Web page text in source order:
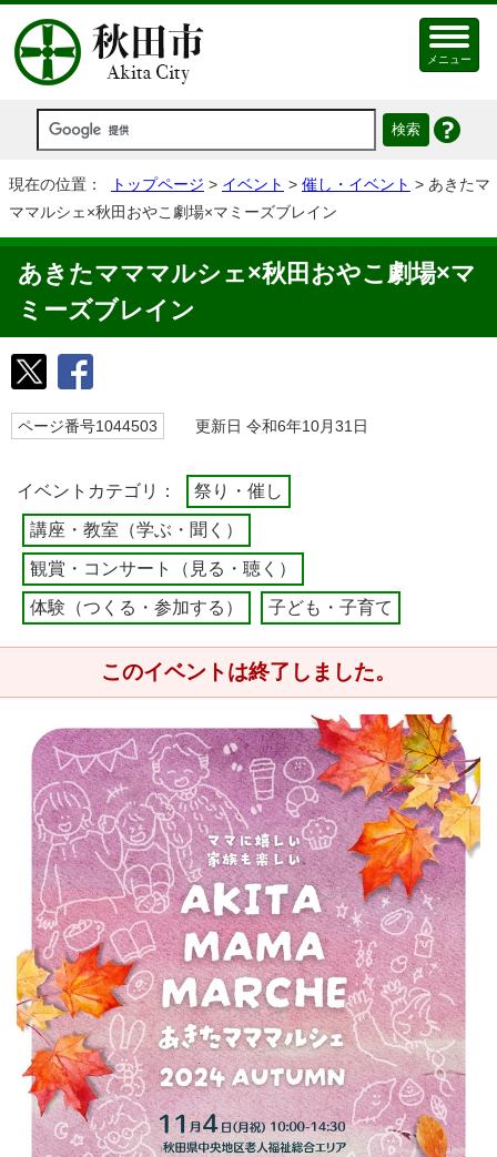
メニュー
現在の位置： トップページ > イベント > 催し・イベント > あきたマ
ママルシェ×秋田おやこ劇場×マミーズブレイン
あきたマママルシェ×秋田おやこ劇場×マ
ミーズブレイン
ページ番号1044503 更新日 令和6年10月31日
イベントカテゴリ： 祭り・催し
講座・教室（学ぶ・聞く）
観賞・コンサート（見る・聴く）
体験（つくる・参加する） 子ども・子育て
このイベントは終了しました。